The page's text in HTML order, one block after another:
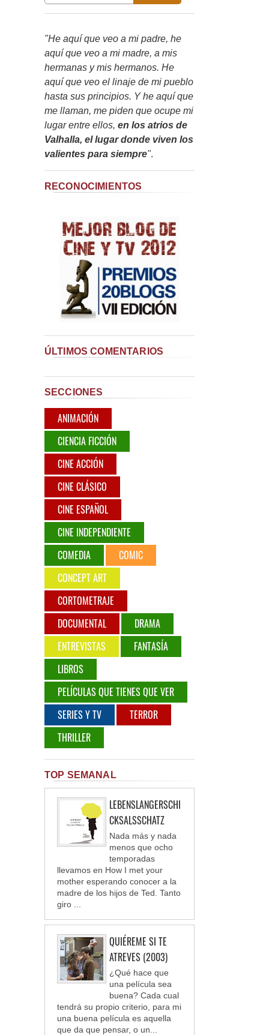
"He aquí que veo a mi padre, he
aquí que veo a mi madre, a mis
hermanas y mis hermanos. He
aquí que veo el linaje de mi pueblo
hasta sus principios. Y he aquí que
me llaman, me piden que ocupe mi
lugar entre ellos, en los atrios de
Valhalla, el lugar donde viven los
valientes para siempre".
RECONOCIMIENTOS
ÚLTIMOS COMENTARIOS
SECCIONES
ANIMACIÓN
CIENCIA FICCIÓN
CINE ACCIÓN
CINE CLÁSICO
CINE ESPAÑOL
CINE INDEPENDIENTE
COMEDIA
COMIC
CONCEPT ART
CORTOMETRAJE
DOCUMENTAL
DRAMA
ENTREVISTAS
FANTASÍA
LIBROS
PELÍCULAS QUE TIENES QUE VER
SERIES Y TV
TERROR
THRILLER
TOP SEMANAL
LEBENSLANGERSCHI
CKSALSSCHATZ
Nada más y nada
menos que ocho
temporadas
llevamos en How I met your
mother esperando conocer a la
madre de los hijos de Ted. Tanto
giro ...
QUIÉREME SI TE
ATREVES (2003)
¿Qué hace que
una película sea
buena? Cada cual
tendrá su propio criterio, para mi
una buena película es aquella
que da que pensar, o un...